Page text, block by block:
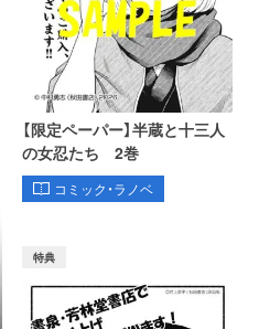
【限定ペーパー】半蔵と十三人
の女忍たち 2巻
コミック・ラノベ
特典